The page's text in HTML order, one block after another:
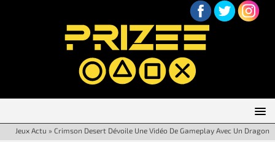
Jeux Actu » Crimson Desert Dévoile Une Vidéo De Gameplay Avec Un Dragon